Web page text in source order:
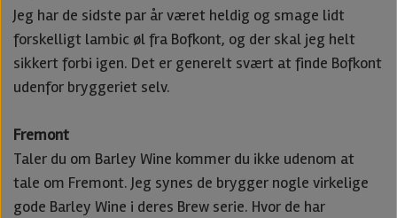
Jeg har de sidste par år været heldig og smage lidt
forskelligt lambic øl fra Bofkont, og der skal jeg helt
sikkert forbi igen. Det er generelt svært at finde Bofkont
udenfor bryggeriet selv.
Fremont
Taler du om Barley Wine kommer du ikke udenom at
tale om Fremont. Jeg synes de brygger nogle virkelige
gode Barley Wine i deres Brew serie. Hvor de har